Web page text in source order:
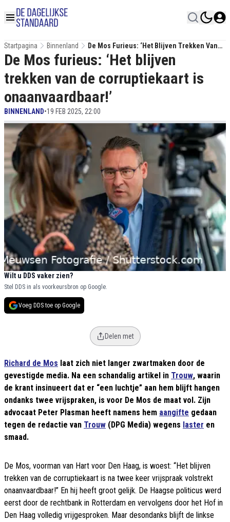
Startpagina Binnenland
De Mos Furieus: ‘Het Blijven Trekken Van
De Corruptiekaart Is Onaanvaardbaar!’
De Mos furieus: ‘Het blijven
trekken van de corruptiekaart is
onaanvaardbaar!’
BINNENLAND•19 FEB 2025, 22:00
Wilt u DDS vaker zien?
Stel DDS in als voorkeursbron op Google.
Voeg DDS toe op Google
Delen met
Richard de Mos laat zich niet langer zwartmaken door de
gevestigde media. Na een schandalig artikel in Trouw, waarin
de krant insinueert dat er “een luchtje” aan hem blijft hangen
ondanks twee vrijspraken, is voor De Mos de maat vol. Zijn
advocaat Peter Plasman heeft namens hem aangifte gedaan
tegen de redactie van Trouw (DPG Media) wegens laster en
smaad.
De Mos, voorman van Hart voor Den Haag, is woest: “Het blijven
trekken van de corruptiekaart is na twee keer vrijspraak volstrekt
onaanvaardbaar!” En hij heeft groot gelijk. De Haagse politicus werd
eerst door de rechtbank in Rotterdam en vervolgens door het Hof in
Den Haag volledig vrijgesproken. Maar desondanks blijft de linkse